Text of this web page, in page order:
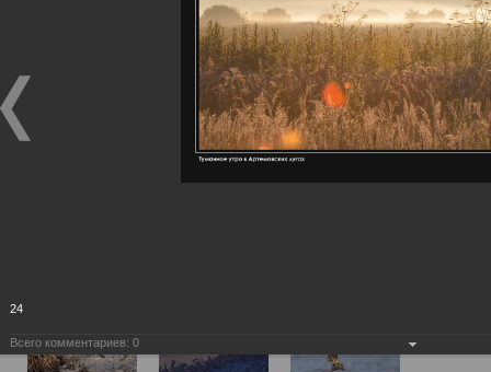
24
Всего комментариев: 0